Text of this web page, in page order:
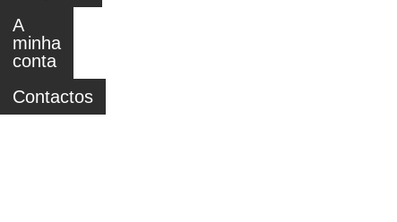
A
minha
conta
Contactos